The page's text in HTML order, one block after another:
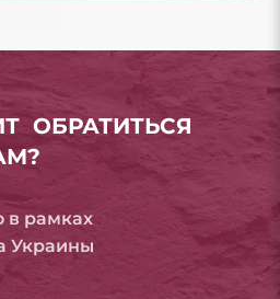
ОБРАТИТЬСЯ
в рамках
Украины